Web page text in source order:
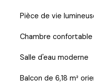
Pièce de vie
Chambre confortable
Salle d'eau moderne
Balcon de 6,18 m²